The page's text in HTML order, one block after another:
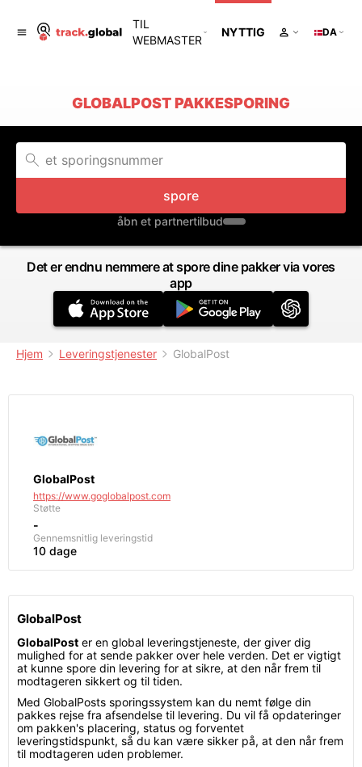
TIL
WEBMASTER
NYTTIG DA
GLOBALPOST PAKKESPORING
spore
åbn et partnertilbud
Det er endnu nemmere at spore dine pakker via vores
app
Hjem Leveringstjenester GlobalPost
GlobalPost
https://www.goglobalpost.com
Støtte
-
Gennemsnitlig leveringstid
10 dage
GlobalPost
GlobalPost er en global leveringstjeneste, der giver dig
mulighed for at sende pakker over hele verden. Det er vigtigt
at kunne spore din levering for at sikre, at den når frem til
modtageren sikkert og til tiden.
Med GlobalPosts sporingssystem kan du nemt følge din
pakkes rejse fra afsendelse til levering. Du vil få opdateringer
om pakken's placering, status og forventet
leveringstidspunkt, så du kan være sikker på, at den når frem
til modtageren uden problemer.